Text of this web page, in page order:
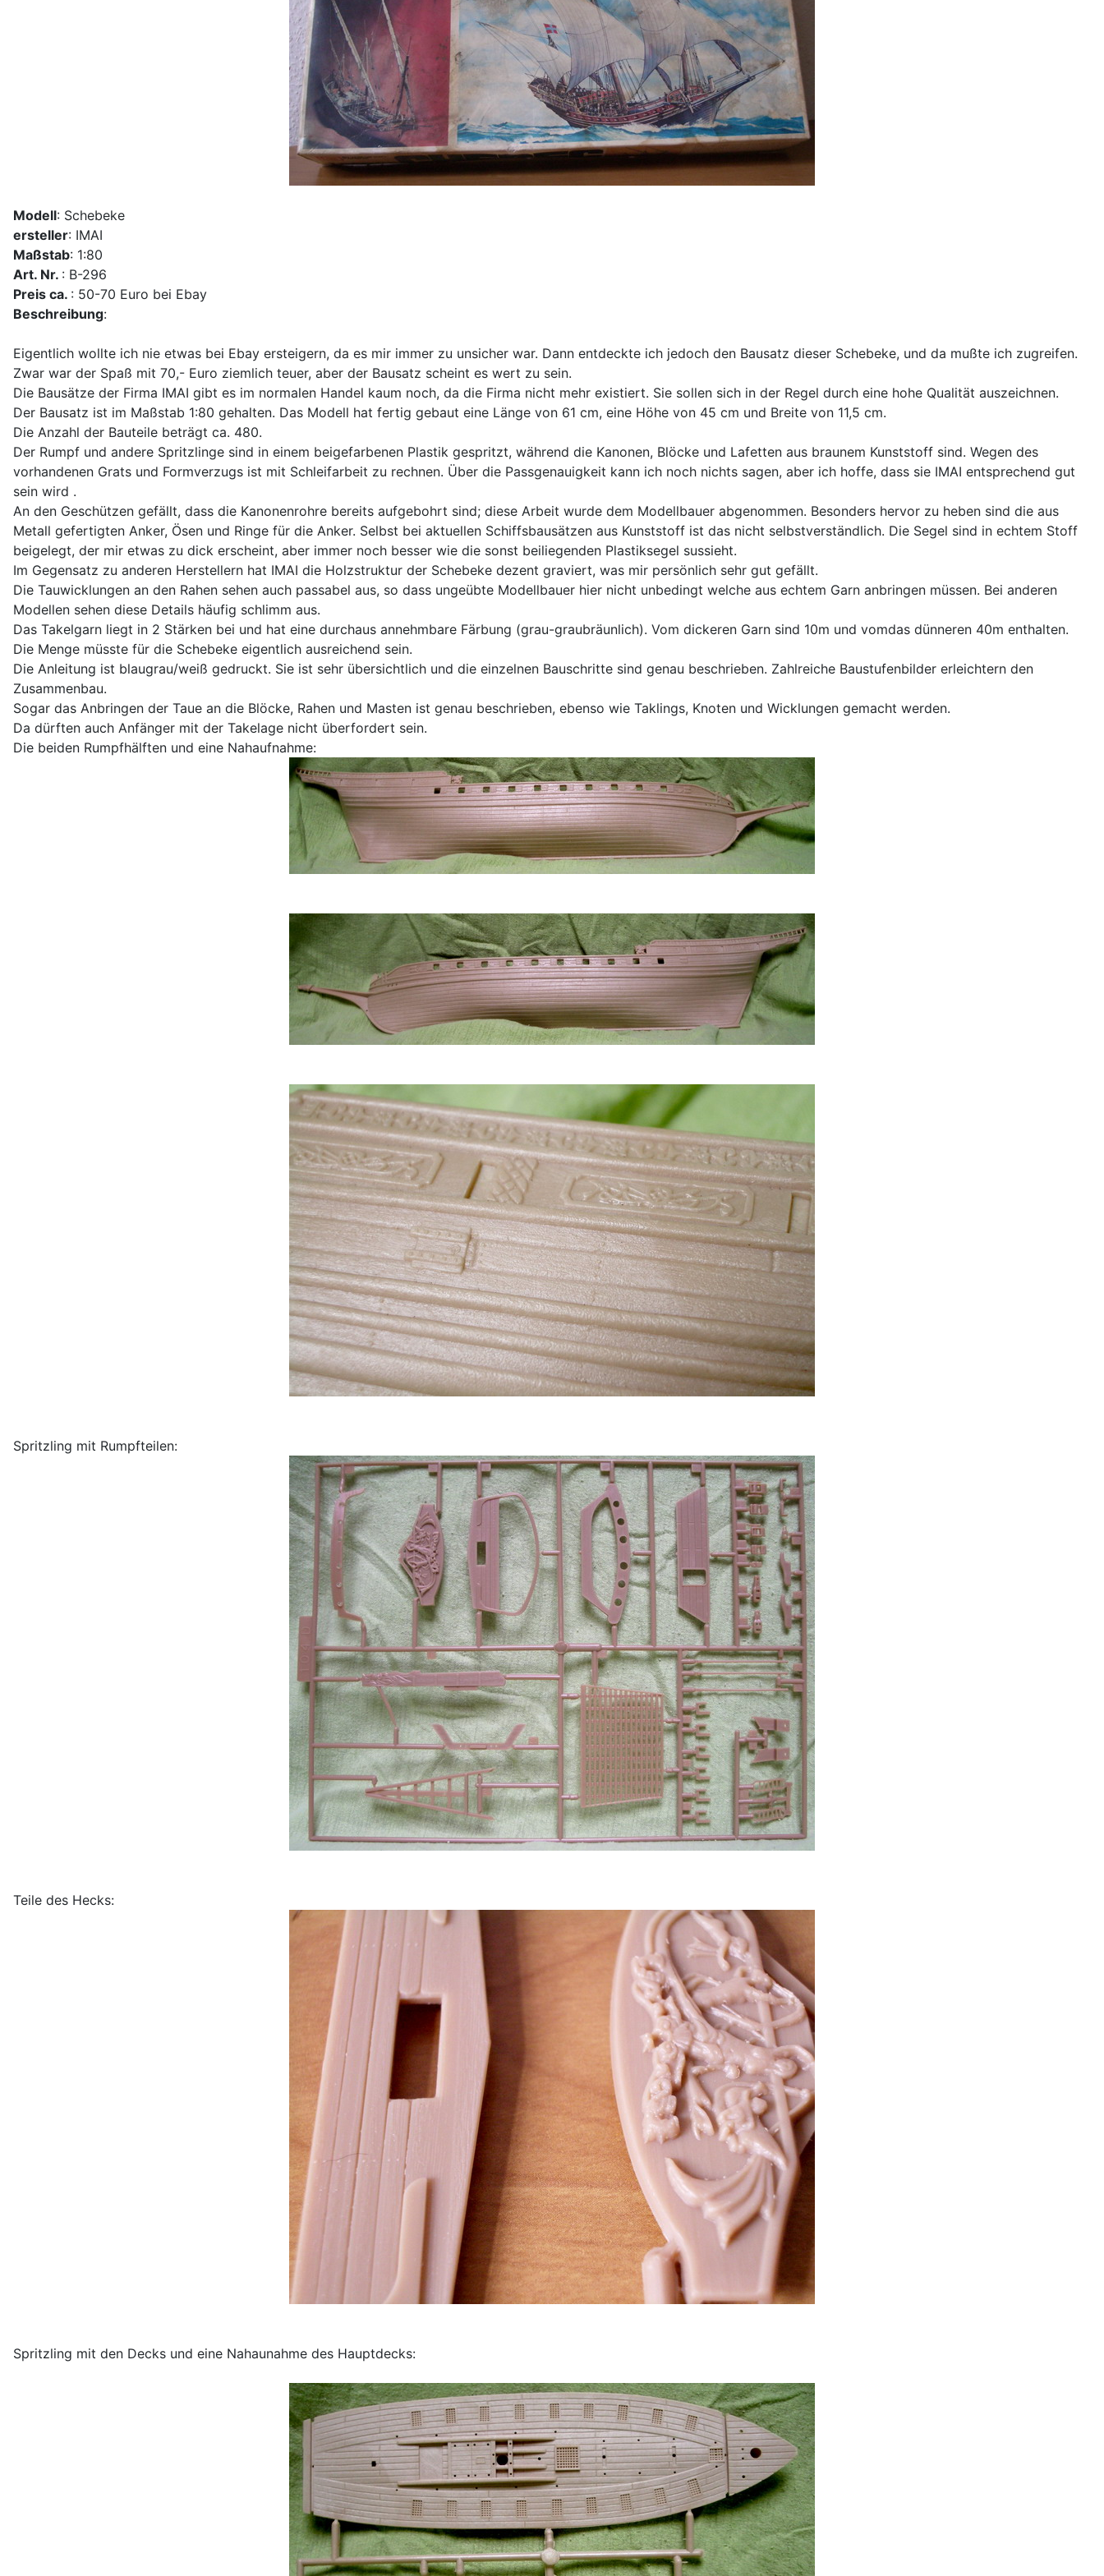
Modell: Schebeke
ersteller: IMAI
Maßstab: 1:80
Art. Nr. : B-296
Preis ca. : 50-70 Euro bei Ebay
Beschreibung:
Eigentlich wollte ich nie etwas bei Ebay ersteigern, da es mir immer zu unsicher war. Dann entdeckte ich jedoch den Bausatz dieser Schebeke, und da mußte ich zugreifen.
Zwar war der Spaß mit 70,- Euro ziemlich teuer, aber der Bausatz scheint es wert zu sein.
Die Bausätze der Firma IMAI gibt es im normalen Handel kaum noch, da die Firma nicht mehr existiert. Sie sollen sich in der Regel durch eine hohe Qualität auszeichnen.
Der Bausatz ist im Maßstab 1:80 gehalten. Das Modell hat fertig gebaut eine Länge von 61 cm, eine Höhe von 45 cm und Breite von 11,5 cm.
Die Anzahl der Bauteile beträgt ca. 480.
Der Rumpf und andere Spritzlinge sind in einem beigefarbenen Plastik gespritzt, während die Kanonen, Blöcke und Lafetten aus braunem Kunststoff sind. Wegen des
vorhandenen Grats und Formverzugs ist mit Schleifarbeit zu rechnen. Über die Passgenauigkeit kann ich noch nichts sagen, aber ich hoffe, dass sie IMAI entsprechend gut
sein wird .
An den Geschützen gefällt, dass die Kanonenrohre bereits aufgebohrt sind; diese Arbeit wurde dem Modellbauer abgenommen. Besonders hervor zu heben sind die aus
Metall gefertigten Anker, Ösen und Ringe für die Anker. Selbst bei aktuellen Schiffsbausätzen aus Kunststoff ist das nicht selbstverständlich. Die Segel sind in echtem Stoff
beigelegt, der mir etwas zu dick erscheint, aber immer noch besser wie die sonst beiliegenden Plastiksegel sussieht.
Im Gegensatz zu anderen Herstellern hat IMAI die Holzstruktur der Schebeke dezent graviert, was mir persönlich sehr gut gefällt.
Die Tauwicklungen an den Rahen sehen auch passabel aus, so dass ungeübte Modellbauer hier nicht unbedingt welche aus echtem Garn anbringen müssen. Bei anderen
Modellen sehen diese Details häufig schlimm aus.
Das Takelgarn liegt in 2 Stärken bei und hat eine durchaus annehmbare Färbung (grau-graubräunlich). Vom dickeren Garn sind 10m und vomdas dünneren 40m enthalten.
Die Menge müsste für die Schebeke eigentlich ausreichend sein.
Die Anleitung ist blaugrau/weiß gedruckt. Sie ist sehr übersichtlich und die einzelnen Bauschritte sind genau beschrieben. Zahlreiche Baustufenbilder erleichtern den
Zusammenbau.
Sogar das Anbringen der Taue an die Blöcke, Rahen und Masten ist genau beschrieben, ebenso wie Taklings, Knoten und Wicklungen gemacht werden.
Da dürften auch Anfänger mit der Takelage nicht überfordert sein.
Die beiden Rumpfhälften und eine Nahaufnahme:
Spritzling mit Rumpfteilen:
Teile des Hecks:
Spritzling mit den Decks und eine Nahaunahme des Hauptdecks: